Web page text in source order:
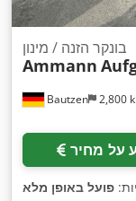
Bautzen 2,800
בונקר הזנה / מינון
Ammann
על מחיר
פועל באופן מלא